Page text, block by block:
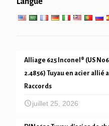
Alliage 625 Inconel® (US
2.4856) Tuyau en acier allié
Raccords
juillet 25, 2026